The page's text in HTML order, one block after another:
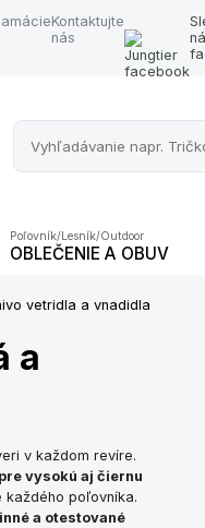
Kontaktujte
nás
Poľovník/Lesník/Outdoor
OBLEČENIE A OBUV
vetridla a vnadidla
a
v každom revíre.
vysokú aj čiernu
každého poľovníka.
a otestované